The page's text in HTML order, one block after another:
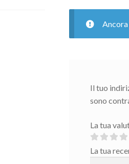
Ancora
Il tuo
sono
La tua
La tua